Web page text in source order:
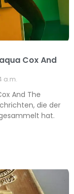
Cox And
a.m.
And The
die der
hat.